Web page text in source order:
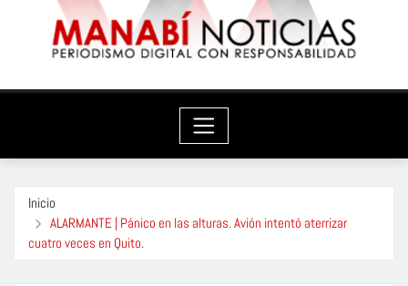
Inicio
ALARMANTE | Pánico en las alturas. Avión intentó aterrizar
cuatro veces en Quito.